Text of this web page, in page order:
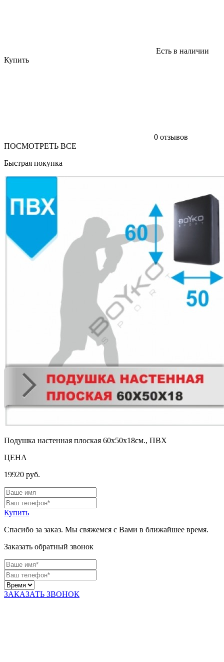
Есть в наличии
Купить
0 отзывов
ПОСМОТРЕТЬ ВСЕ
Быстрая покупка
Подушка настенная плоская 60х50х18см., ПВХ
ЦЕНА
19920 руб.
Купить
Спасибо за заказ. Мы свяжемся с Вами в ближайшее время.
Заказать обратный звонок
ЗАКАЗАТЬ ЗВОНОК